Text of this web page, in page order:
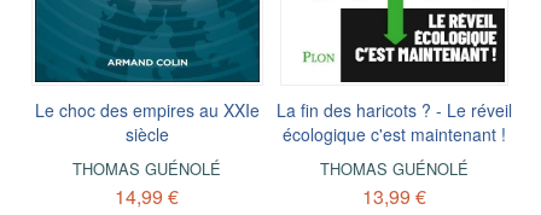
Le choc des empires au XXIe
siècle
THOMAS GUÉNOLÉ
14,99 €
La fin des haricots ? - Le réveil
écologique c'est maintenant !
THOMAS GUÉNOLÉ
13,99 €